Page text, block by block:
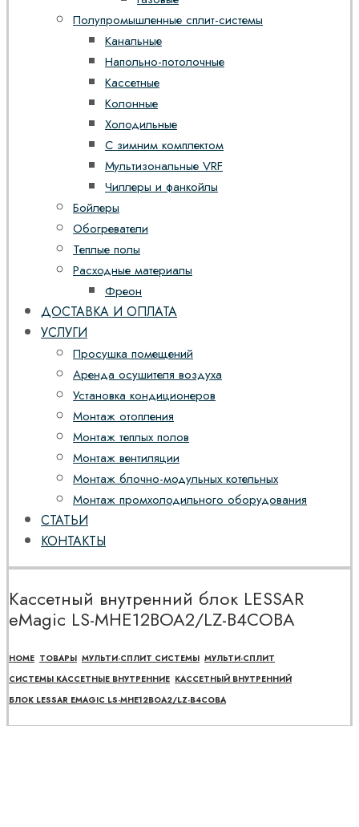
Полупромышленные сплит-системы
Канальные
Напольно-потолочные
Кассетные
Колонные
Холодильные
С зимним комплектом
Мультизональные VRF
Чиллеры и фанкойлы
Бойлеры
Обогреватели
Теплые полы
Расходные материалы
Фреон
ДОСТАВКА И ОПЛАТА
УСЛУГИ
Просушка помещений
Аренда осушителя воздуха
Установка кондиционеров
Монтаж отопления
Монтаж теплых полов
Монтаж вентиляции
Монтаж блочно-модульных котельных
Монтаж промхолодильного оборудования
СТАТЬИ
КОНТАКТЫ
Кассетный внутренний блок LESSAR
eMagic LS-MHE12BOA2/LZ-B4COBA
HOME ТОВАРЫ МУЛЬТИ-СПЛИТ СИСТЕМЫ МУЛЬТИ-СПЛИТ
СИСТЕМЫ КАССЕТНЫЕ ВНУТРЕННИЕ КАССЕТНЫЙ ВНУТРЕННИЙ
БЛОК LESSAR EMAGIC LS-MHE12BOA2/LZ-B4COBA